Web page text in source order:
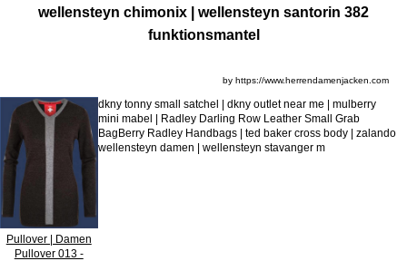
wellensteyn chimonix | wellensteyn santorin 382
funktionsmantel
by https://www.herrendamenjacken.com
Pullover | Damen
Pullover 013 -
dkny tonny small satchel | dkny outlet near me | mulberry
mini mabel | Radley Darling Row Leather Small Grab
BagBerry Radley Handbags | ted baker cross body | zalando
wellensteyn damen | wellensteyn stavanger m